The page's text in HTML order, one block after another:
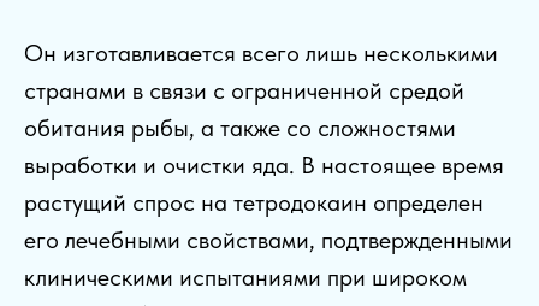
Он изготавливается всего лишь несколькими
странами в связи с ограниченной средой
обитания рыбы, а также со сложностями
выработки и очистки яда. В настоящее время
растущий спрос на тетродокаин определен
его лечебными свойствами, подтвержденными
клиническими испытаниями при широком